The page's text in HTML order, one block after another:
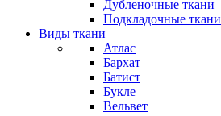
Дубленочные ткани
Подкладочные ткани
Виды ткани
Атлас
Бархат
Батист
Букле
Вельвет